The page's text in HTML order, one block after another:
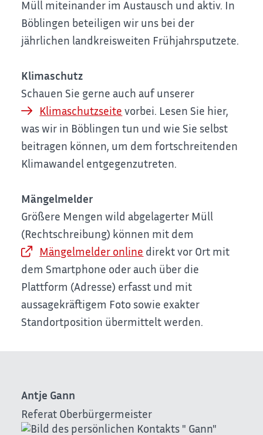
Müll miteinander im Austausch und aktiv. In
Böblingen beteiligen wir uns bei der
jährlichen landkreisweiten Frühjahrsputzete.
Klimaschutz
Schauen Sie gerne auch auf unserer
Klimaschutzseite vorbei. Lesen Sie hier,
was wir in Böblingen tun und wie Sie selbst
beitragen können, um dem fortschreitenden
Klimawandel entgegenzutreten.
Mängelmelder
Größere Mengen wild abgelagerter Müll
(Rechtschreibung) können mit dem
Mängelmelder online direkt vor Ort mit
dem Smartphone oder auch über die
Plattform (Adresse) erfasst und mit
aussagekräftigem Foto sowie exakter
Standortposition übermittelt werden.
Antje Gann
Referat Oberbürgermeister